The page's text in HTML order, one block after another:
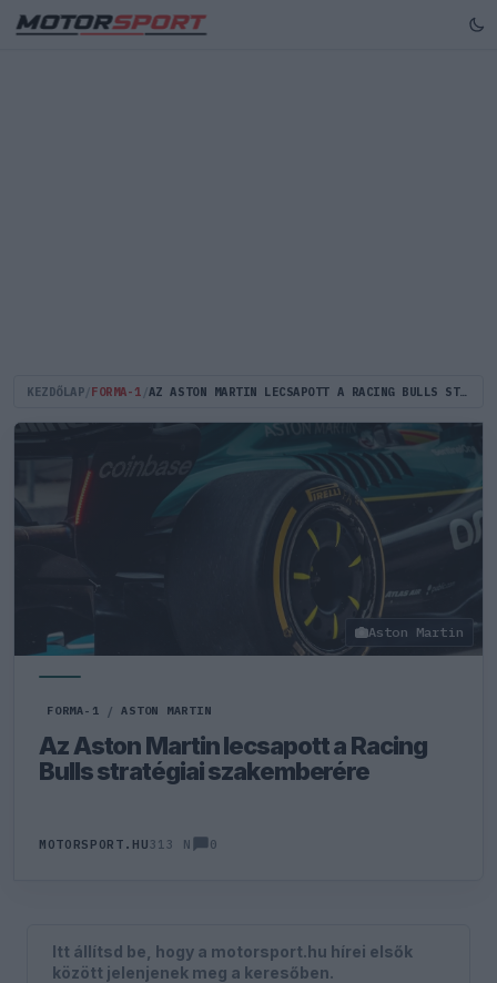
KEZDŐLAP FORMA-1 AZ ASTON MARTIN LECSAPOTT A RACING BULLS STRATÉGIAI SZAKEMBERÉRE
Aston Martin
FORMA-1 / ASTON MARTIN
Az Aston Martin lecsapott a Racing
Bulls stratégiai szakemberére
MOTORSPORT.HU313 N 0
Itt állítsd be, hogy a motorsport.hu hírei elsők
között jelenjenek meg a keresőben.